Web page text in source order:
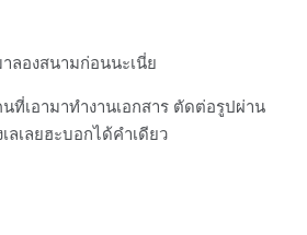
ลองสนามก่อนนะเนี่ย
ที่เอามาทำงานเอกสาร ตัดต่อรูปผ่าน
ลเลยฮะบอกได้คำเดียว